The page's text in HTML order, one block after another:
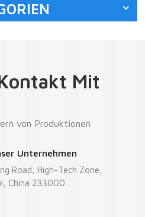
Mit
von Produktionen
Unternehmen
Road, High-Tech Zone,
China 233000